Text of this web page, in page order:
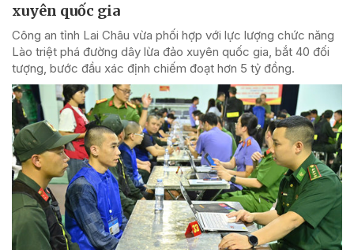
xuyên quốc gia
Công an tỉnh Lai Châu vừa phối hợp với lực lượng chức năng
Lào triệt phá đường dây lừa đảo xuyên quốc gia, bắt 40 đối
tượng, bước đầu xác định chiếm đoạt hơn 5 tỷ đồng.